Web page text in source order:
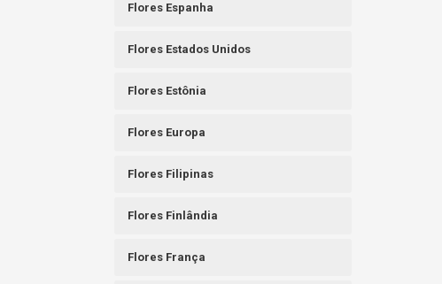
Flores Espanha
Flores Estados Unidos
Flores Estônia
Flores Europa
Flores Filipinas
Flores Finlândia
Flores França